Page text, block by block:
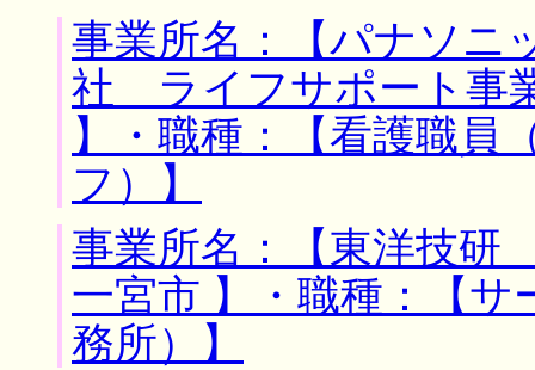
事業所名：【パナソ
社 ライフサポート事
】・職種：【看護職員
フ）】
事業所名：【東洋技研
一宮市 】・職種：【
務所）】